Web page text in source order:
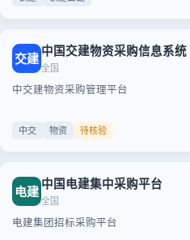
交建 中国交建物资采购信息系统
全国
中交建物资采购管理平台
中交 物资 待核验
电建 中国电建集中采购平台
全国
电建集团招标采购平台